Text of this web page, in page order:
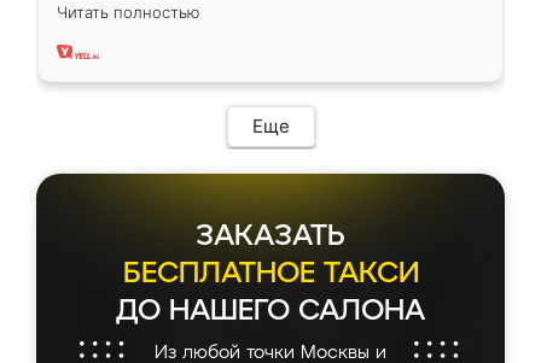
два года, нареканий нет.
Читать полностью
Еще
ЗАКАЗАТЬ
БЕСПЛАТНОЕ ТАКСИ
ДО НАШЕГО САЛОНА
Из любой точки Москвы и